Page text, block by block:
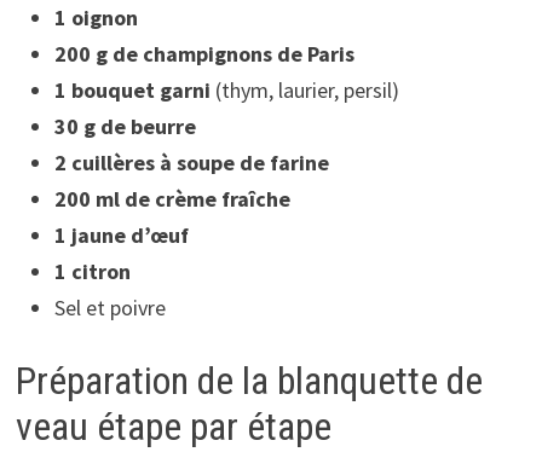
1 oignon
200 g de champignons de Paris
1 bouquet garni (thym, laurier, persil)
30 g de beurre
2 cuillères à soupe de farine
200 ml de crème fraîche
1 jaune d’œuf
1 citron
Sel et poivre
Préparation de la blanquette de
veau étape par étape